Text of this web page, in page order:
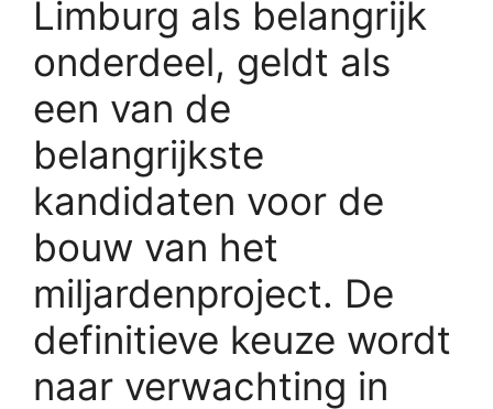
Limburg als belangrijk
onderdeel, geldt als
een van de
belangrijkste
kandidaten voor de
bouw van het
miljardenproject. De
definitieve keuze wordt
naar verwachting in